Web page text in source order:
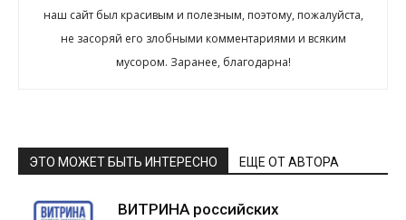
наш сайт был красивым и полезным, поэтому, пожалуйста,
не засоряй его злобными комментариями и всяким
мусором. Заранее, благодарна!
ЭТО МОЖЕТ БЫТЬ ИНТЕРЕСНО ЕЩЕ ОТ АВТОРА
ВИТРИНА российских